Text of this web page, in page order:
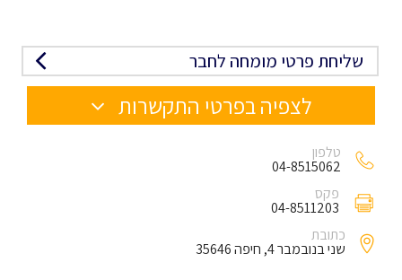
שליחת פרטי מומחה לחבר
לצפיה בפרטי התקשרות
טלפון
04-8515062
פקס
04-8511203
כתובת
שני בנובמבר 4, חיפה 35646